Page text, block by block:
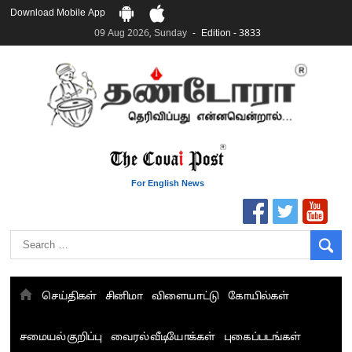
Download Mobile App
09 Aug 2026, Sunday
Edition - 3833
For English News
செய்திகள் சினிமா விளையாட்டு கோயில்கள்
சமையல் குறிப்பு வைரல் வீடியோக்கள் புகைப்படங்கள்